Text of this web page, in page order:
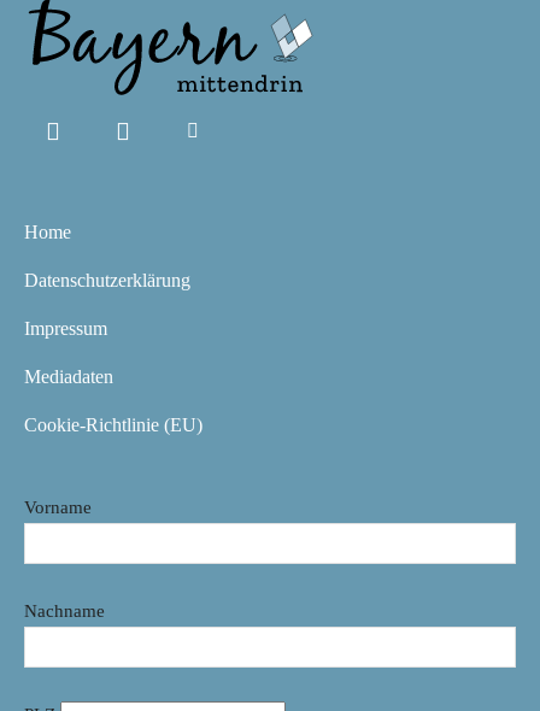
Home
Datenschutzerklärung
Impressum
Mediadaten
Cookie-Richtlinie (EU)
Vorname
Nachname